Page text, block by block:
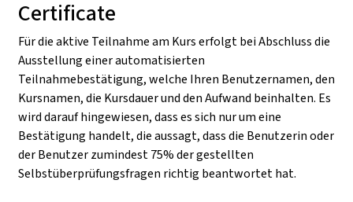
Certificate
Für die aktive Teilnahme am Kurs erfolgt bei Abschluss die
Ausstellung einer automatisierten
Teilnahmebestätigung, welche Ihren Benutzernamen, den
Kursnamen, die Kursdauer und den Aufwand beinhalten. Es
wird darauf hingewiesen, dass es sich nur um eine
Bestätigung handelt, die aussagt, dass die Benutzerin oder
der Benutzer zumindest 75% der gestellten
Selbstüberprüfungsfragen richtig beantwortet hat.